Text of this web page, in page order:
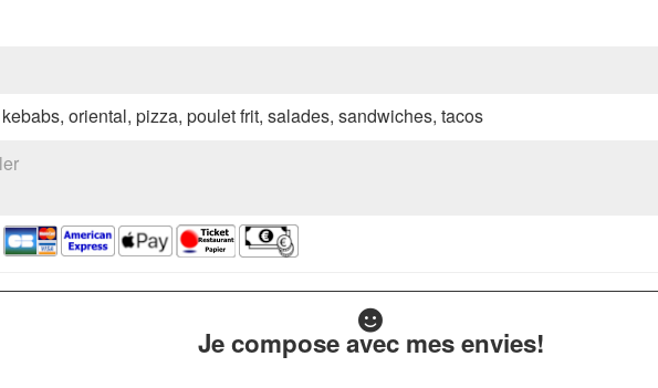
oriental, pizza, poulet frit, salades, sandwiches, tacos
Je compose avec mes envies!